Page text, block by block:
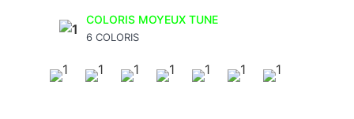
COLORIS MOYEUX TUNE
6 COLORIS